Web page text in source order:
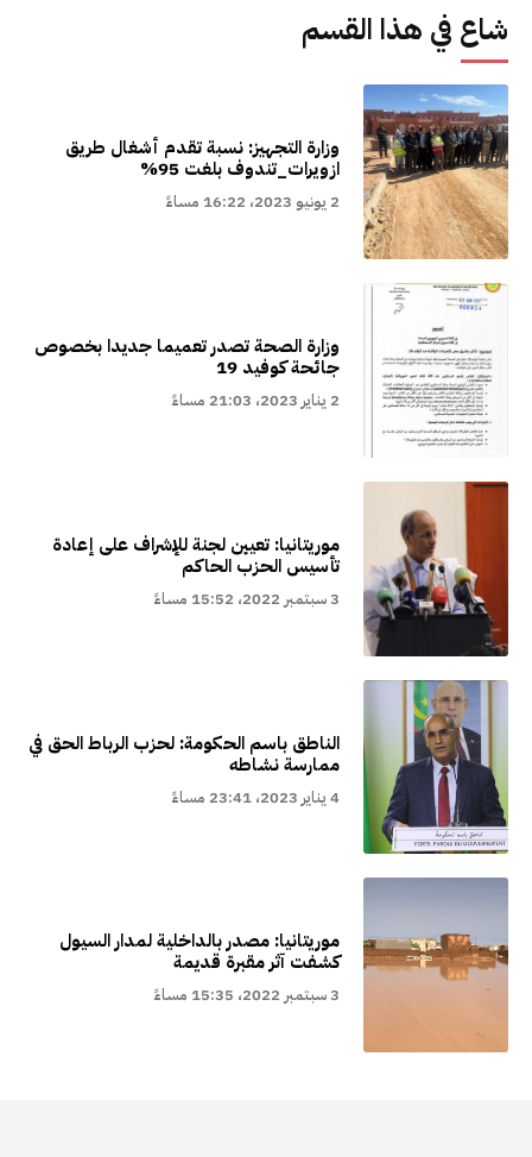
شاع في هذا القسم
وزارة التجهيز: نسبة تقدم أشغال طريق
ازويرات_تندوف بلغت 95%
2 يونيو 2023، 16:22 مساءً
وزارة الصحة تصدر تعميما جديدا بخصوص
جائحة كوفيد 19
2 يناير 2023، 21:03 مساءً
موريتانيا: تعيين لجنة للإشراف على إعادة
تأسيس الحزب الحاكم
3 سبتمبر 2022، 15:52 مساءً
الناطق باسم الحكومة: لحزب الرباط الحق في
ممارسة نشاطه
4 يناير 2023، 23:41 مساءً
موريتانيا: مصدر بالداخلية لمدار السيول
كشفت آثر مقبرة قديمة
3 سبتمبر 2022، 15:35 مساءً